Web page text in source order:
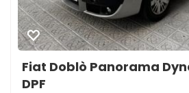
Fiat Doblò Panorama
DPF